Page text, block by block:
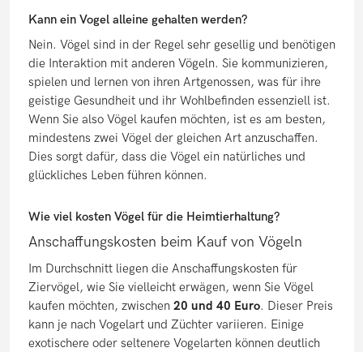
Kann ein Vogel alleine gehalten werden?
Nein. Vögel sind in der Regel sehr gesellig und benötigen
die Interaktion mit anderen Vögeln. Sie kommunizieren,
spielen und lernen von ihren Artgenossen, was für ihre
geistige Gesundheit und ihr Wohlbefinden essenziell ist.
Wenn Sie also Vögel kaufen möchten, ist es am besten,
mindestens zwei Vögel der gleichen Art anzuschaffen.
Dies sorgt dafür, dass die Vögel ein natürliches und
glückliches Leben führen können.
Wie viel kosten Vögel für die Heimtierhaltung?
Anschaffungskosten beim Kauf von Vögeln
Im Durchschnitt liegen die Anschaffungskosten für
Ziervögel, wie Sie vielleicht erwägen, wenn Sie Vögel
kaufen möchten, zwischen 20 und 40 Euro. Dieser Preis
kann je nach Vogelart und Züchter variieren. Einige
exotischere oder seltenere Vogelarten können deutlich